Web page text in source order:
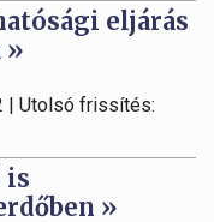
eljárás
»
| Utolsó frissítés:
is
»